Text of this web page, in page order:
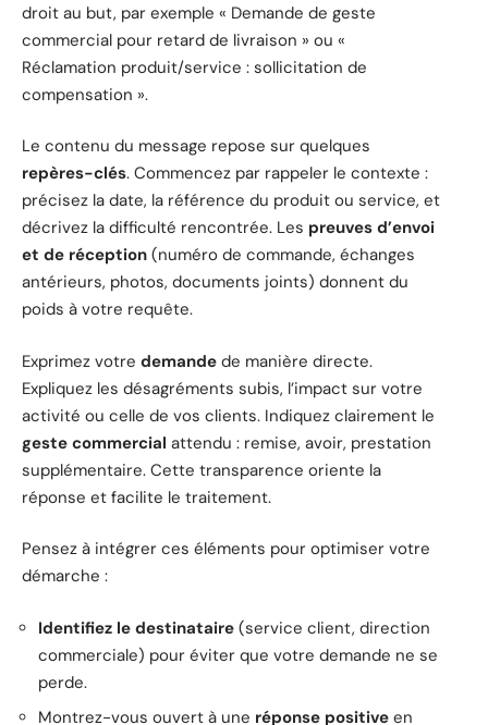
droit au but, par exemple « Demande de geste
commercial pour retard de livraison » ou «
Réclamation produit/service : sollicitation de
compensation ».
Le contenu du message repose sur quelques
repères-clés. Commencez par rappeler le contexte :
précisez la date, la référence du produit ou service, et
décrivez la difficulté rencontrée. Les preuves d’envoi
et de réception (numéro de commande, échanges
antérieurs, photos, documents joints) donnent du
poids à votre requête.
Exprimez votre demande de manière directe.
Expliquez les désagréments subis, l’impact sur votre
activité ou celle de vos clients. Indiquez clairement le
geste commercial attendu : remise, avoir, prestation
supplémentaire. Cette transparence oriente la
réponse et facilite le traitement.
Pensez à intégrer ces éléments pour optimiser votre
démarche :
Identifiez le destinataire (service client, direction
commerciale) pour éviter que votre demande ne se
perde.
Montrez-vous ouvert à une réponse positive en